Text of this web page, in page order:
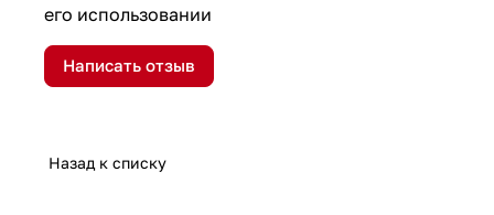
его использовании
Написать отзыв
Назад к списку